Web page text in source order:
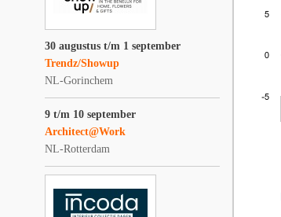
30 augustus t/m 1 september
Trendz/Showup
NL-Gorinchem
9 t/m 10 september
Architect@Work
NL-Rotterdam